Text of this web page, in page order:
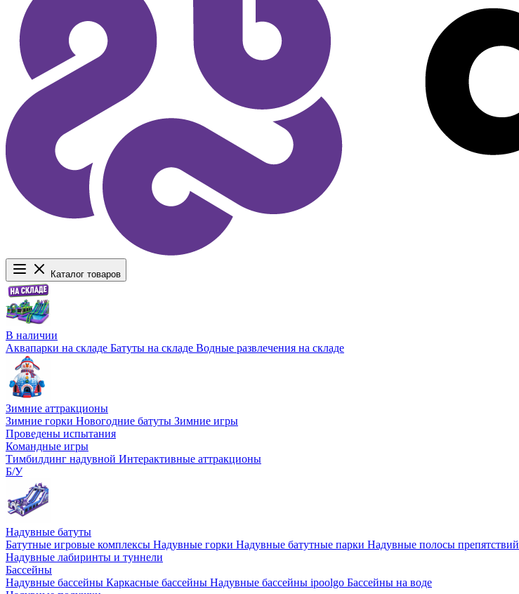
Каталог товаров
В наличии
Аквапарки на складе Батуты на складе Водные развлечения на складе
Зимние аттракционы
Зимние горки Новогодние батуты Зимние игры
Проведены испытания
Командные игры
Тимбилдинг надувной Интерактивные аттракционы
Б/У
Надувные батуты
Батутные игровые комплексы Надувные горки Надувные батутные парки Надувные полосы препятствий
Надувные лабиринты и туннели
Бассейны
Надувные бассейны Каркасные бассейны Надувные бассейны ipoolgo Бассейны на воде